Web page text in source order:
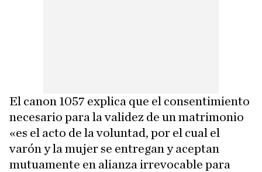
El canon 1057 explica que el consentimiento
necesario para la validez de un matrimonio
«es el acto de la voluntad, por el cual el
varón y la mujer se entregan y aceptan
mutuamente en alianza irrevocable para